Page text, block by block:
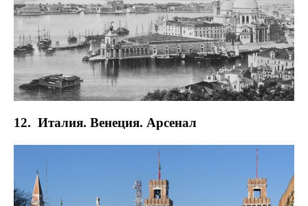
12. Италия. Венеция. Арсенал